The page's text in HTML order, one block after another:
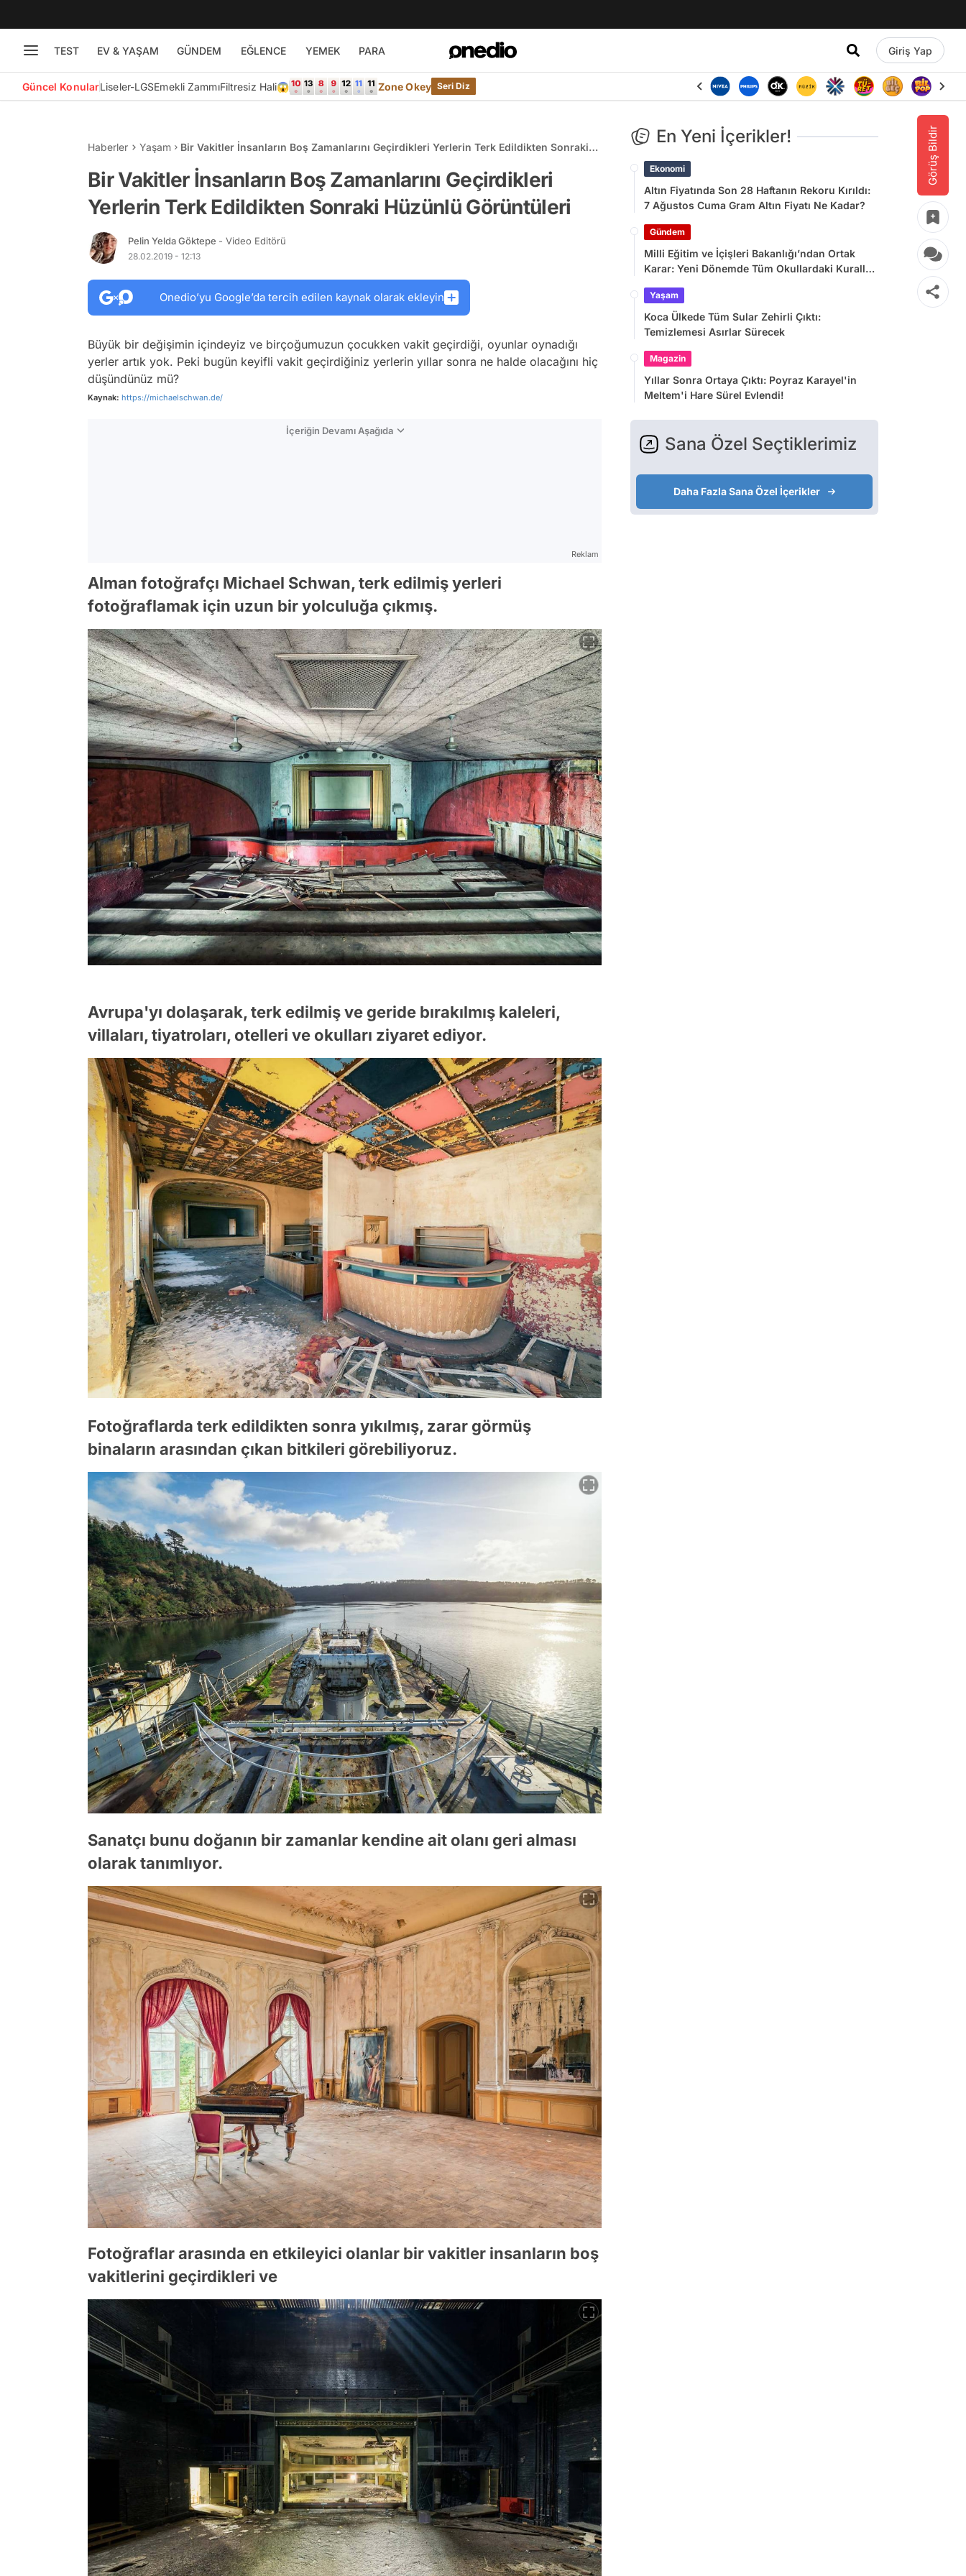
TEST EV & YAŞAM GÜNDEM EĞLENCE YEMEK PARA Giriş Yap
Güncel KonularLiseler-LGSEmekli ZammıFiltresiz Hali😱 Zone Okey Seri Diz
Görüş Bildir
Haberler Yaşam
Bir Vakitler İnsanların Boş Zamanlarını Geçirdikleri Yerlerin Terk Edildikten Sonraki
Bir Vakitler İnsanların Boş Zamanlarını Geçirdikleri
Yerlerin Terk Edildikten Sonraki Hüzünlü Görüntüleri
Pelin Yelda Göktepe - Video Editörü
28.02.2019 - 12:13
Onedio’yu Google’da tercih edilen kaynak olarak ekleyin
Büyük bir değişimin içindeyiz ve birçoğumuzun çocukken vakit geçirdiği, oyunlar oynadığı
yerler artık yok. Peki bugün keyifli vakit geçirdiğiniz yerlerin yıllar sonra ne halde olacağını hiç
düşündünüz mü?
Kaynak: https://michaelschwan.de/
İçeriğin Devamı Aşağıda
Reklam
Alman fotoğrafçı Michael Schwan, terk edilmiş yerleri
fotoğraflamak için uzun bir yolculuğa çıkmış.
Avrupa'yı dolaşarak, terk edilmiş ve geride bırakılmış kaleleri,
villaları, tiyatroları, otelleri ve okulları ziyaret ediyor.
Fotoğraflarda terk edildikten sonra yıkılmış, zarar görmüş
binaların arasından çıkan bitkileri görebiliyoruz.
Sanatçı bunu doğanın bir zamanlar kendine ait olanı geri alması
olarak tanımlıyor.
Fotoğraflar arasında en etkileyici olanlar bir vakitler insanların boş
vakitlerini geçirdikleri ve
En Yeni İçerikler!
Ekonomi
Altın Fiyatında Son 28 Haftanın Rekoru Kırıldı:
7 Ağustos Cuma Gram Altın Fiyatı Ne Kadar?
Gündem
Milli Eğitim ve İçişleri Bakanlığı’ndan Ortak
Karar: Yeni Dönemde Tüm Okullardaki Kurallar
Yaşam
Koca Ülkede Tüm Sular Zehirli Çıktı:
Temizlemesi Asırlar Sürecek
Magazin
Yıllar Sonra Ortaya Çıktı: Poyraz Karayel'in
Meltem'i Hare Sürel Evlendi!
Sana Özel Seçtiklerimiz
Daha Fazla Sana Özel İçerikler